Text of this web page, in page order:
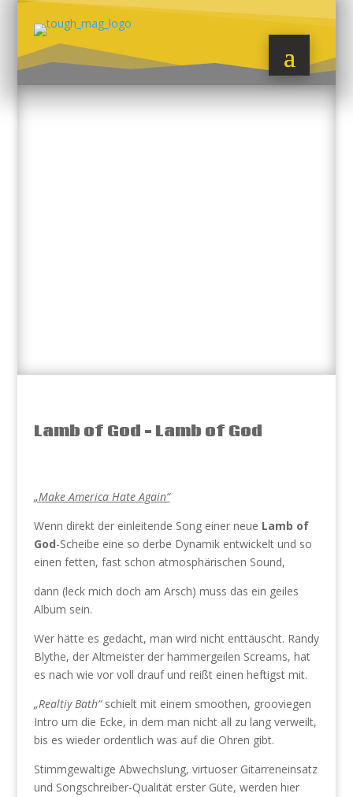
Lamb of God – Lamb of God
„Make America Hate Again“
Wenn direkt der einleitende Song einer neue Lamb of
God-Scheibe eine so derbe Dynamik entwickelt und so
einen fetten, fast schon atmosphärischen Sound,
dann (leck mich doch am Arsch) muss das ein geiles
Album sein.
Wer hätte es gedacht, man wird nicht enttäuscht. Randy
Blythe, der Altmeister der hammergeilen Screams, hat
es nach wie vor voll drauf und reißt einen heftigst mit.
„Realtiy Bath“schielt mit einem smoothen, grooviegen
Intro um die Ecke, in dem man nicht all zu lang verweilt,
bis es wieder ordentlich was auf die Ohren gibt.
Stimmgewaltige Abwechslung, virtuoser Gitarreneinsatz
und Songschreiber-Qualität erster Güte, werden hier